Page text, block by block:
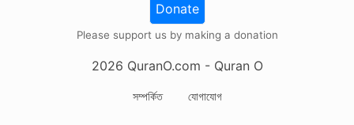
Donate
Please support us by making a donation
2026 QuranO.com - Quran O
সম্পর্কিত যোগাযোগ